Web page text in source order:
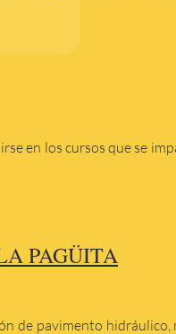
en los cursos que se
PAGÜITA
de pavimento